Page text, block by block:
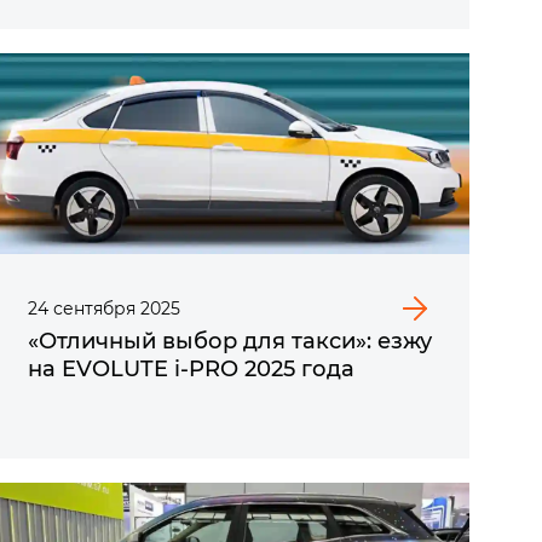
24 сентября 2025
«Отличный выбор для такси»: езжу
на EVOLUTE i⁠-⁠PRO​ 2025 года